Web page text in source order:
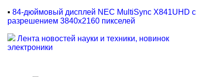
▪ 84-дюймовый дисплей NEC MultiSync X841UHD с
разрешением 3840x2160 пикселей
Лента новостей науки и техники, новинок
электроники